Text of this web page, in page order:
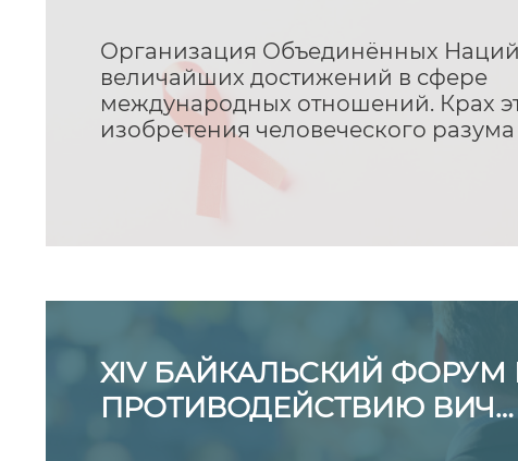
Организация Объединённых
величайших достижений в сфере
международных отношений. Крах
изобретения человеческого разума
фактом регресса в общей истории
не менее кризисные явления в
XIV БАЙКАЛЬСКИЙ ФОРУМ
ПРОТИВОДЕЙСТВИЮ ВИЧ
СОСТОИТСЯ 28-29 АВГУСТА